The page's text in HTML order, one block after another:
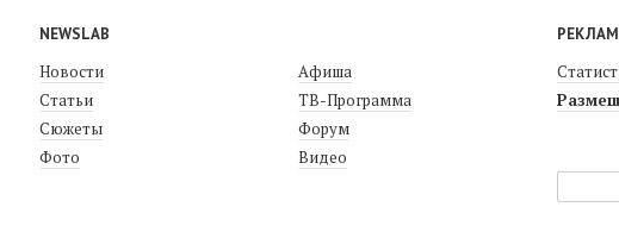
NEWSLAB
Новости
Статьи
Сюжеты
Фото
Афиша
ТВ-Программа
Форум
Видео